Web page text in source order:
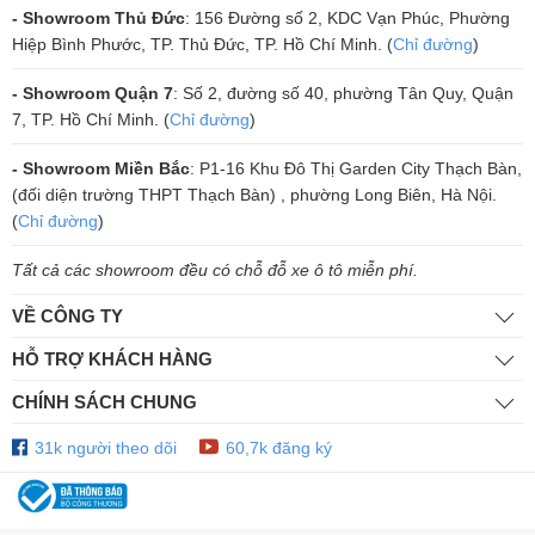
Chỉnh Dễ Dàng
trạng thái hệ thống một cách chi tiết, giúp người dùng dễ dàng giám
sát, phát hiện lỗi và thực hiện bảo trì.
Giao diện trực quan:Hiển thị thông số hoạt động theo thời gian thực.
Hỗ trợ chẩn đoán lỗi:Phát hiện sự cố nhanh chóng, giúp người vận
hành xử lý kịp thời.
Powersoft, giúp người dùng:
Tinh chỉnh hệ thống âm thanh:
Tùy chỉnh EQ, giới hạn công suất,
Quản lý preset loa:Dễ dàng lưu và tải các cấu hình âm thanh phù
hợp với từng không gian sử dụng.
Theo dõi hiệu suất hoạt động:
- Showroom Thủ Đức: 156 Đường số 2, KDC Vạn Phúc, Phường
Hiệp Bình Phước, TP. Thủ Đức, TP. Hồ Chí Minh. (Chỉ đường)
- Showroom Quận 7: Số 2, đường số 40, phường Tân Quy, Quận
7, TP. Hồ Chí Minh. (Chỉ đường)
- Showroom Miền Bắc: P1-16 Khu Đô Thị Garden City Thạch Bàn,
(đối diện trường THPT Thạch Bàn) , phường Long Biên, Hà Nội.
(Chỉ đường)
Tất cả các showroom đều có chỗ đỗ xe ô tô miễn phí.
VỀ CÔNG TY
HỖ TRỢ KHÁCH HÀNG
CHÍNH SÁCH CHUNG
31k người theo dõi 60,7k đăng ký